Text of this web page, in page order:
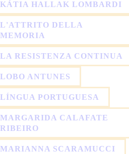
KÁTIA HALLAK LOMBARDI
L'ATTRITO DELLA
MEMORIA
LA RESISTENZA CONTINUA
LOBO ANTUNES
LÍNGUA PORTUGUESA
MARGARIDA CALAFATE
RIBEIRO
MARIANNA SCARAMUCCI